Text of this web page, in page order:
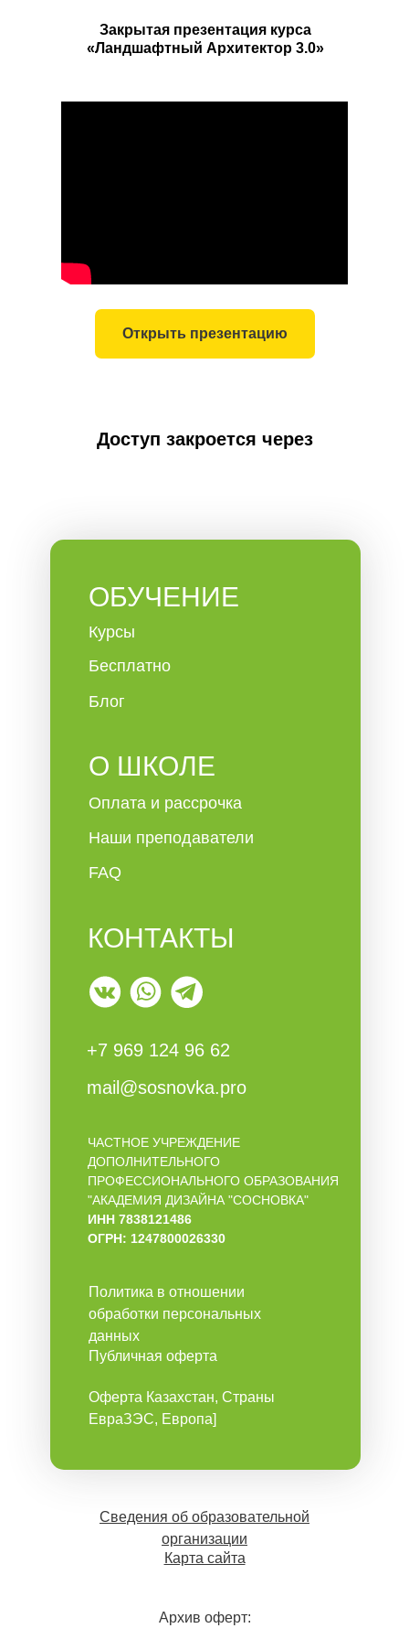
Закрытая презентация курса
«Ландшафтный Архитектор 3.0»
Открыть презентацию
Доступ закроется через
КОНТАКТЫ
+7 969 124 96 62
mail@sosnovka.pro
ЧАСТНОЕ УЧРЕЖДЕНИЕ
ДОПОЛНИТЕЛЬНОГО
ПРОФЕССИОНАЛЬНОГО ОБРАЗОВАНИЯ
"АКАДЕМИЯ ДИЗАЙНА "СОСНОВКА"
ИНН 7838121486
ОГРН: 1247800026330
ОБУЧЕНИЕ
О ШКОЛЕ
Курсы
Бесплатно
Блог
Оплата и рассрочка
Наши преподаватели
FAQ
Политика в отношении
обработки персональных
данных
Публичная оферта
Оферта Казахстан, Страны
ЕвраЗЭС, Европа]
Сведения об образовательной
организации
Карта сайта
Архив оферт: